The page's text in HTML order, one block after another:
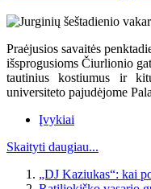
Praėjusios savaitės
išsprogusioms Čiurlionio
tautinius kostiumus ir
universiteto pajudėjome
Įvykiai
Skaityti daugiau...
„DJ Kaziukas“: kai